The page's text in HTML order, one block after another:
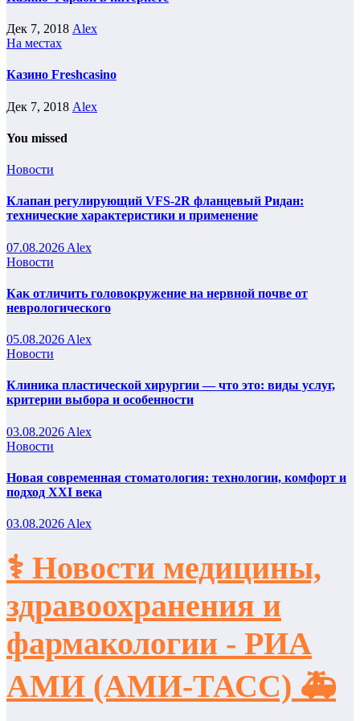
Дек 7, 2018 Alex
На местах
Казино Freshcasino
Дек 7, 2018 Alex
You missed
Новости
Клапан регулирующий VFS-2R фланцевый Ридан:
технические характеристики и применение
07.08.2026 Alex
Новости
Как отличить головокружение на нервной почве от
неврологического
05.08.2026 Alex
Новости
Клиника пластической хирургии — что это: виды услуг,
критерии выбора и особенности
03.08.2026 Alex
Новости
Новая современная стоматология: технологии, комфорт и
подход XXI века
03.08.2026 Alex
⚕️ Новости медицины,
здравоохранения и
фармакологии - РИА
АМИ (АМИ-ТАСС) 🚑